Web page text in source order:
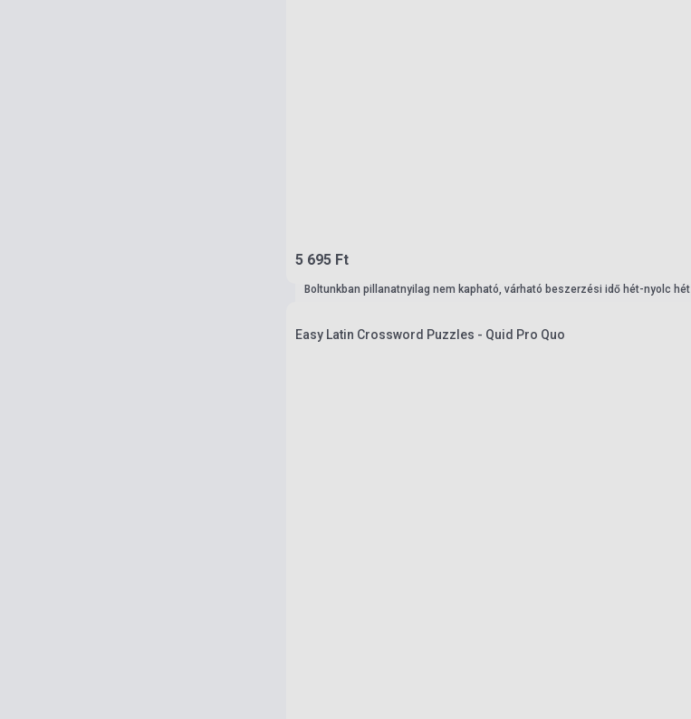
5 695 Ft
Boltunkban pillanatnyilag nem kapható, várható beszerzési idő hét-nyolc hét
Easy Latin Crossword Puzzles - Quid Pro Quo